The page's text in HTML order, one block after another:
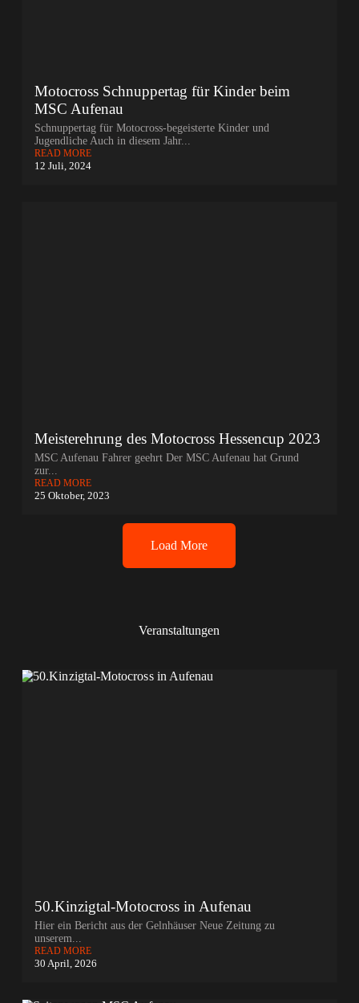
Motocross Schnuppertag für Kinder beim
MSC Aufenau
Schnuppertag für Motocross-begeisterte Kinder und
Jugendliche Auch in diesem Jahr...
READ MORE
12 Juli, 2024
Meisterehrung des Motocross Hessencup 2023
MSC Aufenau Fahrer geehrt Der MSC Aufenau hat Grund
zur...
READ MORE
25 Oktober, 2023
Load More
Veranstaltungen
50.Kinzigtal-Motocross in Aufenau
Hier ein Bericht aus der Gelnhäuser Neue Zeitung zu
unserem...
READ MORE
30 April, 2026